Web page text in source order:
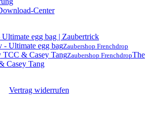
Center
egg bag | Zaubertrick
Zaubershop Frenchdrop
Zaubershop FrenchdropThe
Casey Tang
Vertrag widerrufen